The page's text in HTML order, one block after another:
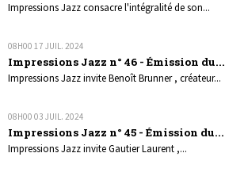
Impressions Jazz consacre l'intégralité de son...
08H00 17 JUIL. 2024
Impressions Jazz n° 46 - Émission du...
Impressions Jazz invite Benoît Brunner , créateur...
08H00 03 JUIL. 2024
Impressions Jazz n° 45 - Émission du...
Impressions Jazz invite Gautier Laurent ,...